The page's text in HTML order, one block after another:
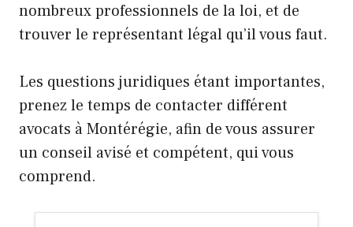
nombreux professionnels de la loi, et de
trouver le représentant légal qu’il vous faut.
Les questions juridiques étant importantes,
prenez le temps de contacter différent
avocats à Montérégie, afin de vous assurer
un conseil avisé et compétent, qui vous
comprend.